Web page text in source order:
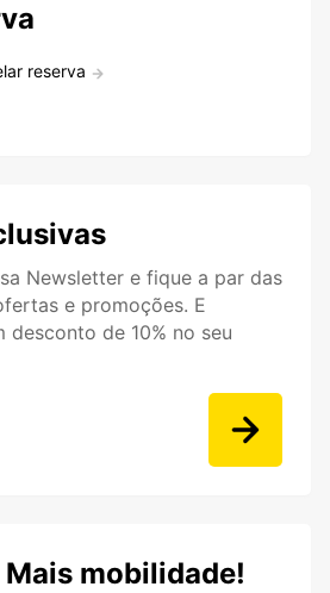
reserva
Newsletter e fique a par das
e promoções. E
desconto de 10% no seu
mobilidade!